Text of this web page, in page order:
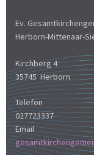
Ev.
Herborn-Mittenaar-
Kirchberg 4
35745 Herborn
Telefon
027723337
Email